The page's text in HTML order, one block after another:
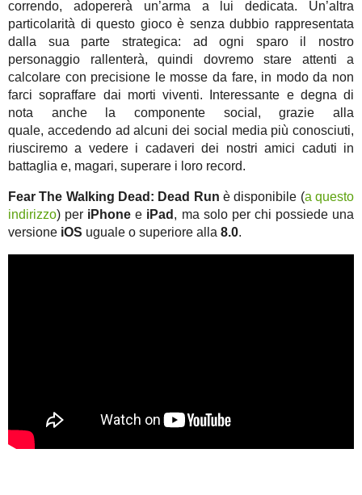
correndo, adopererà un’arma a lui dedicata. Un’altra
particolarità di questo gioco è senza dubbio rappresentata
dalla sua parte strategica: ad ogni sparo il nostro
personaggio rallenterà, quindi dovremo stare attenti a
calcolare con precisione le mosse da fare, in modo da non
farci sopraffare dai morti viventi. Interessante e degna di
nota anche la componente social, grazie alla
quale, accedendo ad alcuni dei social media più conosciuti,
riusciremo a vedere i cadaveri dei nostri amici caduti in
battaglia e, magari, superare i loro record.
Fear The Walking Dead: Dead Run è disponibile (a questo
indirizzo) per iPhone e iPad , ma solo per chi possiede una
versione iOS uguale o superiore alla 8.0.